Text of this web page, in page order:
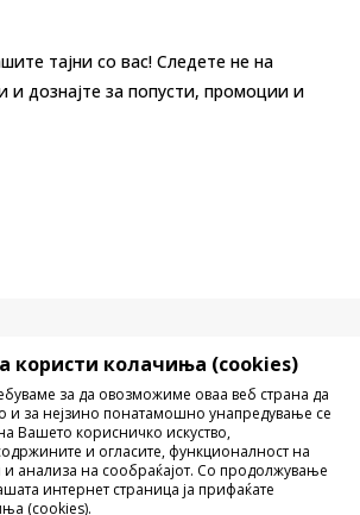
тајни со вас! Следете не на
и дознајте за попусти, промоции и
користи колачиња (cookies)
за да овозможиме оваа веб страна да
и за нејзино понатамошно унапредување се
Вашето корисничко искуство,
и огласите, функционалност на
анализа на сообраќајот. Со продолжување
интернет страница ја прифаќате
(cookies).